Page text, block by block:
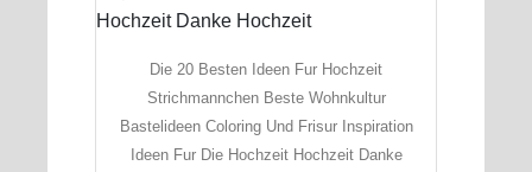
Die 20 Besten Ideen Fur Hochzeit
Strichmannchen Beste Wohnkultur
Bastelideen Coloring Und Frisur Inspiration
Ideen Fur Die Hochzeit Hochzeit Danke